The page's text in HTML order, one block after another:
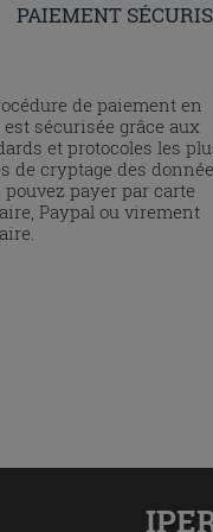
PAIEMENT
de paiement en
sécurisée grâce aux
et protocoles les
de cryptage des
pouvez payer par carte
Paypal ou virement